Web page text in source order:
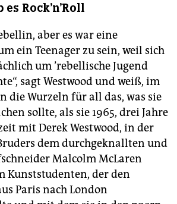
es Rock'n'Roll
aber es war eine
ein Teenager zu sein, weil sich
um ’rebellische Jugend
sagt Westwood und weiß, im
die Wurzeln für all das, was sie
sollte, als sie 1965, drei Jahre
mit Derek Westwood, in der
dem durchgeknallten und
Malcolm McLaren
Kunststudenten, der den
Paris nach London